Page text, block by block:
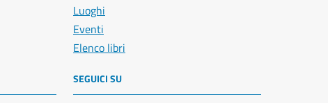
Luoghi
Eventi
Elenco libri
SEGUICI SU